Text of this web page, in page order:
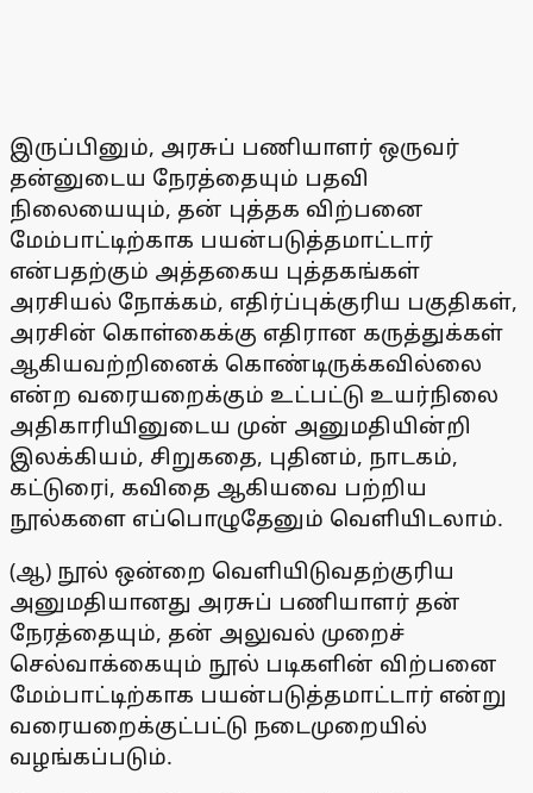
இருப்பினும், அரசுப் பணியாளர் ஒருவர்
தன்னுடைய நேரத்தையும் பதவி
நிலையையும், தன் புத்தக விற்பனை
மேம்பாட்டிற்காக பயன்படுத்தமாட்டார்
என்பதற்கும் அத்தகைய புத்தகங்கள்
அரசியல் நோக்கம், எதிர்ப்புக்குரிய பகுதிகள்,
அரசின் கொள்கைக்கு எதிரான கருத்துக்கள்
ஆகியவற்றினைக் கொண்டிருக்கவில்லை
என்ற வரையறைக்கும் உட்பட்டு உயர்நிலை
அதிகாரியினுடைய முன் அனுமதியின்றி
இலக்கியம், சிறுகதை, புதினம், நாடகம்,
கட்டுரைi, கவிதை ஆகியவை பற்றிய
நூல்களை எப்பொழுதேனும் வெளியிடலாம்.
(ஆ) நூல் ஒன்றை வெளியிடுவதற்குரிய
அனுமதியானது அரசுப் பணியாளர் தன்
நேரத்தையும், தன் அலுவல் முறைச்
செல்வாக்கையும் நூல் படிகளின் விற்பனை
மேம்பாட்டிற்காக பயன்படுத்தமாட்டார் என்று
வரையறைக்குட்பட்டு நடைமுறையில்
வழங்கப்படும்.